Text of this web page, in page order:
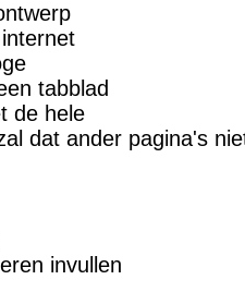
tabblad
de hele
dat ander pagina's
invullen